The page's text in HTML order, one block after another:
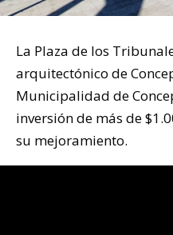
La Plaza de los
arquitectónico de
Municipalidad de
inversión de más de
su mejoramiento.